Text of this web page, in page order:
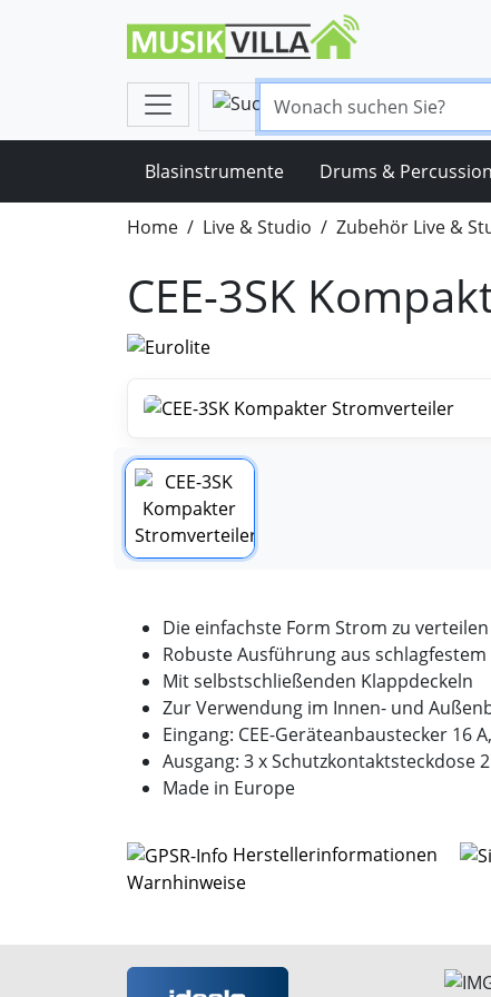
Blasinstrumente Drums & Percussion
Home Live & Studio Zubehör Live &
CEE-3SK
Die einfachste Form Strom zu verteilen
Robuste Ausführung aus
Mit selbstschließenden Klappdeckeln
Zur Verwendung im Innen- und
Eingang: CEE-Geräteanbaustecker 16
Ausgang: 3 x Schutzkontaktsteckdose
Made in Europe
Herstellerinformationen
Warnhinweise